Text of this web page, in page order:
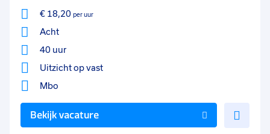
€ 18,20 per uur
Acht
40 uur
Uitzicht op vast
Mbo
Bekijk vacature